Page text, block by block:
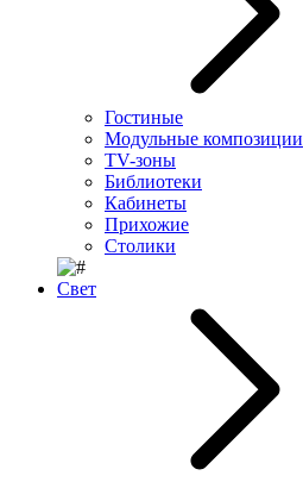
Гостиные
Модульные композиции
TV-зоны
Библиотеки
Кабинеты
Прихожие
Столики
Свет